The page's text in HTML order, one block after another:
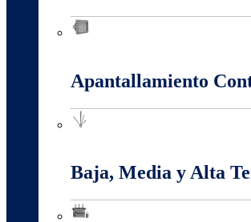
Apantallamiento
Baja, Media y Alta